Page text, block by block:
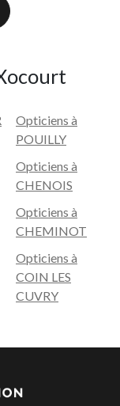
Opticiens à
POUILLY
Opticiens à
CHENOIS
Opticiens à
CHEMINOT
Opticiens à
COIN LES
CUVRY